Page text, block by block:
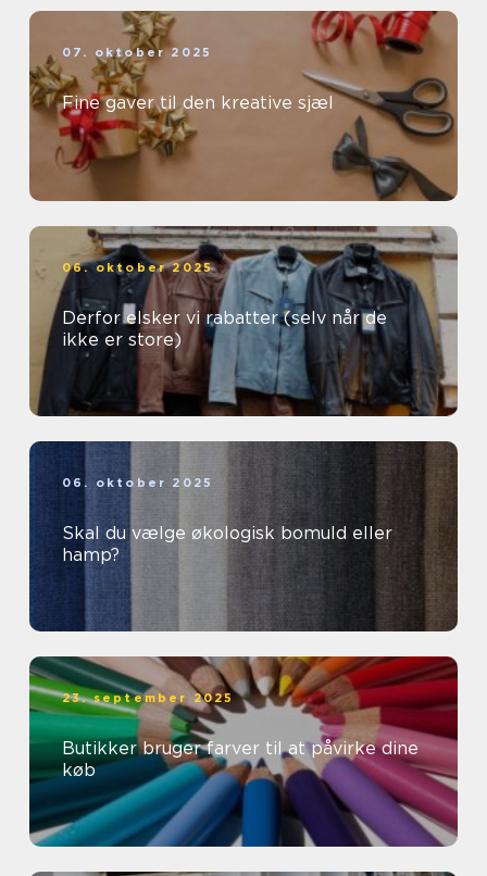
07. oktober 2025
Fine gaver til den kreative sjæl
06. oktober 2025
Derfor elsker vi rabatter (selv når de
ikke er store)
06. oktober 2025
Skal du vælge økologisk bomuld eller
hamp?
23. september 2025
Butikker bruger farver til at påvirke dine
køb